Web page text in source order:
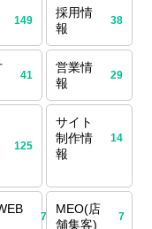
149
採用情
報
38
41
営業情
報
29
125
サイト
制作情
報
14
70
MEO(店
舗集客)
7